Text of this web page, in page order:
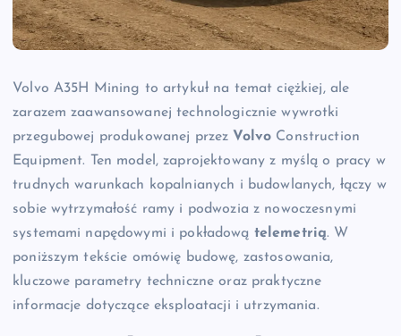
Volvo A35H Mining to artykuł na temat ciężkiej, ale
zarazem zaawansowanej technologicznie wywrotki
przegubowej produkowanej przez Volvo Construction
Equipment. Ten model, zaprojektowany z myślą o pracy w
trudnych warunkach kopalnianych i budowlanych, łączy w
sobie wytrzymałość ramy i podwozia z nowoczesnymi
systemami napędowymi i pokładową telemetrią. W
poniższym tekście omówię budowę, zastosowania,
kluczowe parametry techniczne oraz praktyczne
informacje dotyczące eksploatacji i utrzymania.